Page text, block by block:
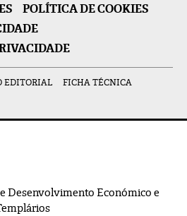
POLÍTICA DE COOKIES
EDITORIAL
FICHA TÉCNICA
Desenvolvimento Económico e